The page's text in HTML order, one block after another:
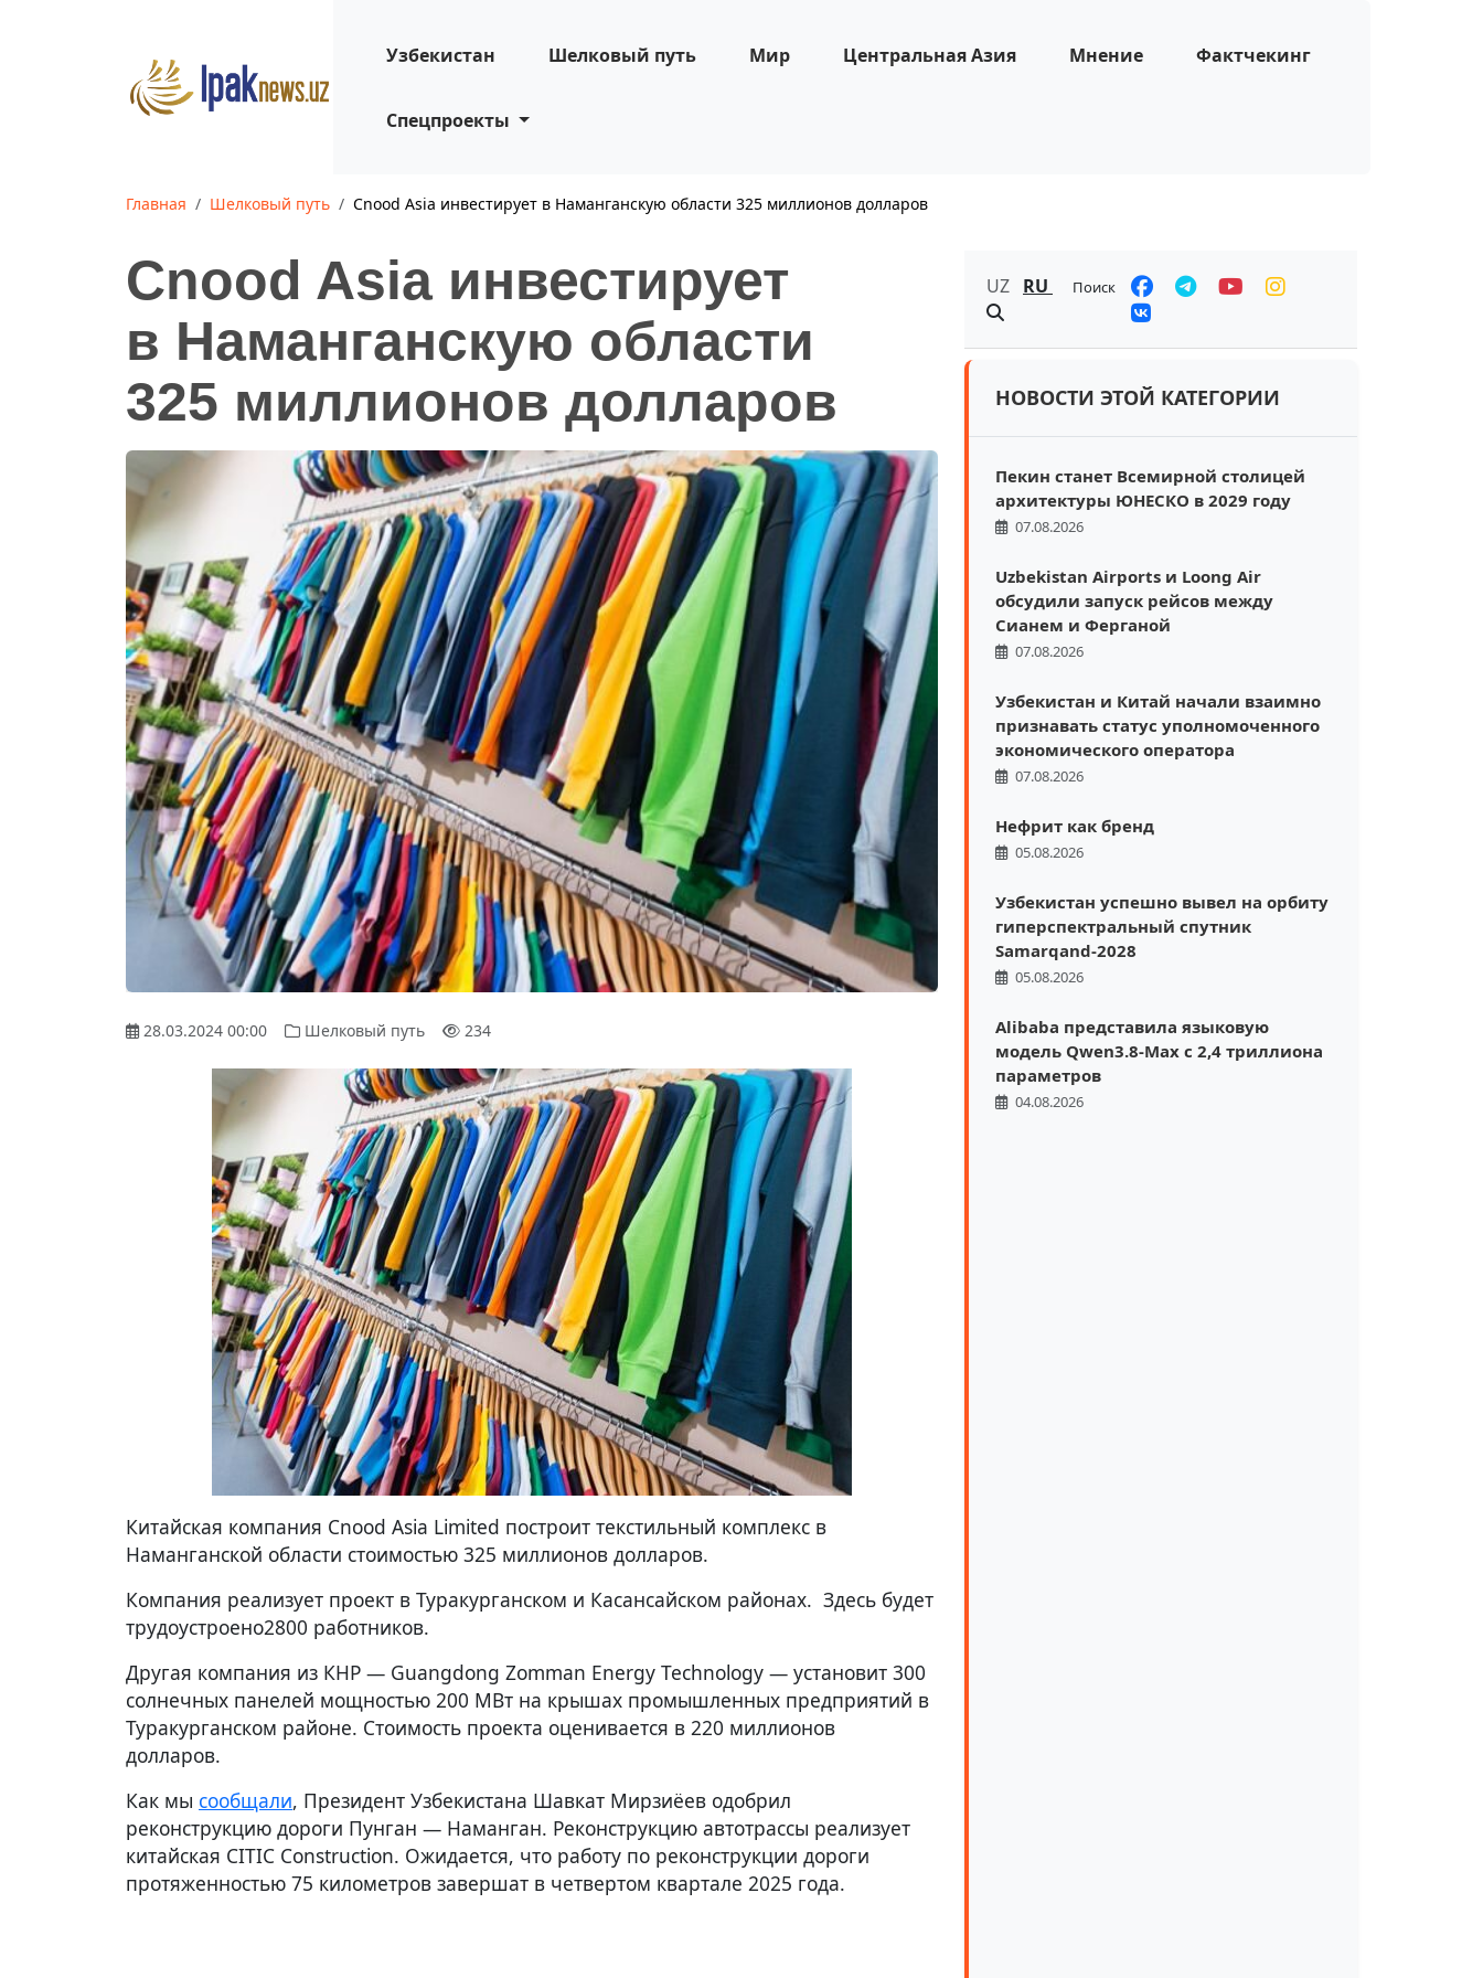
Узбекистан Шелковый путь Мир Центральная Азия Мнение Фактчекинг
Спецпроекты
Главная Шелковый путь Cnood Asia инвестирует в Наманганскую области 325 миллионов долларов
Cnood Asia инвестирует
в Наманганскую области
325 миллионов долларов
28.03.2024 00:00 Шелковый путь 234
Китайская компания Cnood Asia Limited построит текстильный комплекс в
Наманганской области стоимостью 325 миллионов долларов.
Компания реализует проект в Туракурганском и Касансайском районах. Здесь будет
трудоустроено2800 работников.
Другая компания из КНР — Guangdong Zomman Energy Technology — установит 300
солнечных панелей мощностью 200 МВт на крышах промышленных предприятий в
Туракурганском районе. Стоимость проекта оценивается в 220 миллионов
долларов.
Как мы сообщали, Президент Узбекистана Шавкат Мирзиёев одобрил
реконструкцию дороги Пунган — Наманган. Реконструкцию автотрассы реализует
китайская CITIC Construction. Ожидается, что работу по реконструкции дороги
протяженностью 75 километров завершат в четвертом квартале 2025 года.
UZ RU Поиск
НОВОСТИ ЭТОЙ КАТЕГОРИИ
Пекин станет Всемирной столицей
архитектуры ЮНЕСКО в 2029 году
07.08.2026
Uzbekistan Airports и Loong Air
обсудили запуск рейсов между
Сианем и Ферганой
07.08.2026
Узбекистан и Китай начали взаимно
признавать статус уполномоченного
экономического оператора
07.08.2026
Нефрит как бренд
05.08.2026
Узбекистан успешно вывел на орбиту
гиперспектральный спутник
Samarqand-2028
05.08.2026
Alibaba представила языковую
модель Qwen3.8-Max с 2,4 триллиона
параметров
04.08.2026